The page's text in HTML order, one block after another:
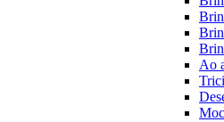
Ao